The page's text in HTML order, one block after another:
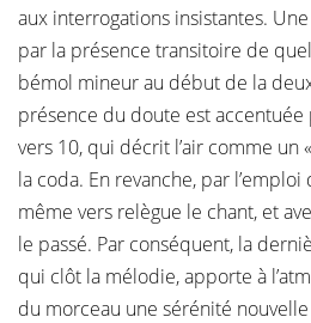
aux interrogations insistantes.
par la présence transitoire de
bémol mineur au début de la
présence du doute est
vers 10, qui décrit l’air comme un
la coda. En revanche, par
même vers relègue le chant, et
le passé. Par conséquent, la
qui clôt la mélodie, apporte à
du morceau une sérénité